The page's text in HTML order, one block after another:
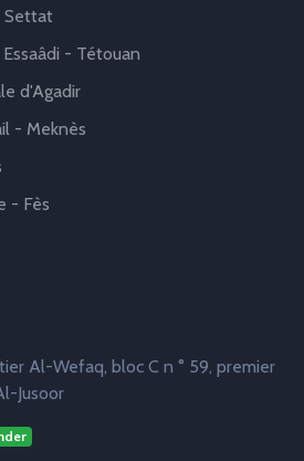
Settat
- Tétouan
d'Agadir
- Meknès
- Fès
Al-Wefaq, bloc C n ° 59, premier
Jusoor